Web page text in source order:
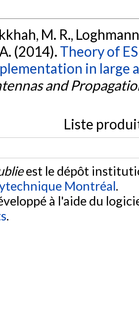
M. R.,
(2014). Theory of
in large
and
Liste
est le dépôt
Montréal.
à l'aide du
.